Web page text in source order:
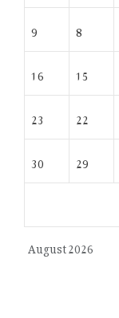
August 2026
8
9
15
16
22
23
29
30